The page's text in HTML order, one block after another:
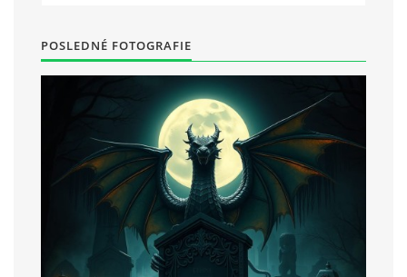
POSLEDNÉ FOTOGRAFIE